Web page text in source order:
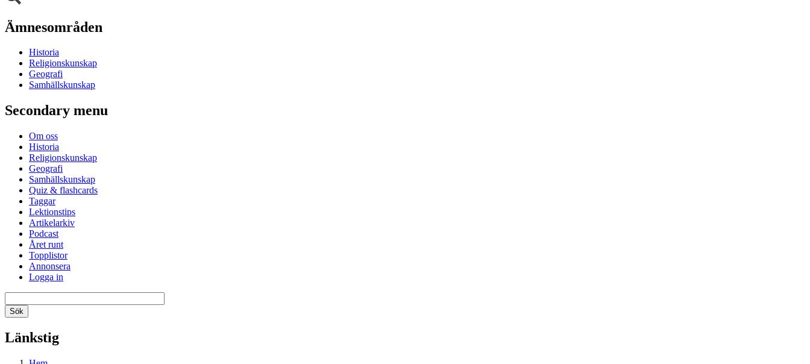
Ämnesområden
Historia
Religionskunskap
Geografi
Samhällskunskap
Secondary menu
Om oss
Historia
Religionskunskap
Geografi
Samhällskunskap
Quiz & flashcards
Taggar
Lektionstips
Artikelarkiv
Podcast
Året runt
Topplistor
Annonsera
Logga in
Länkstig